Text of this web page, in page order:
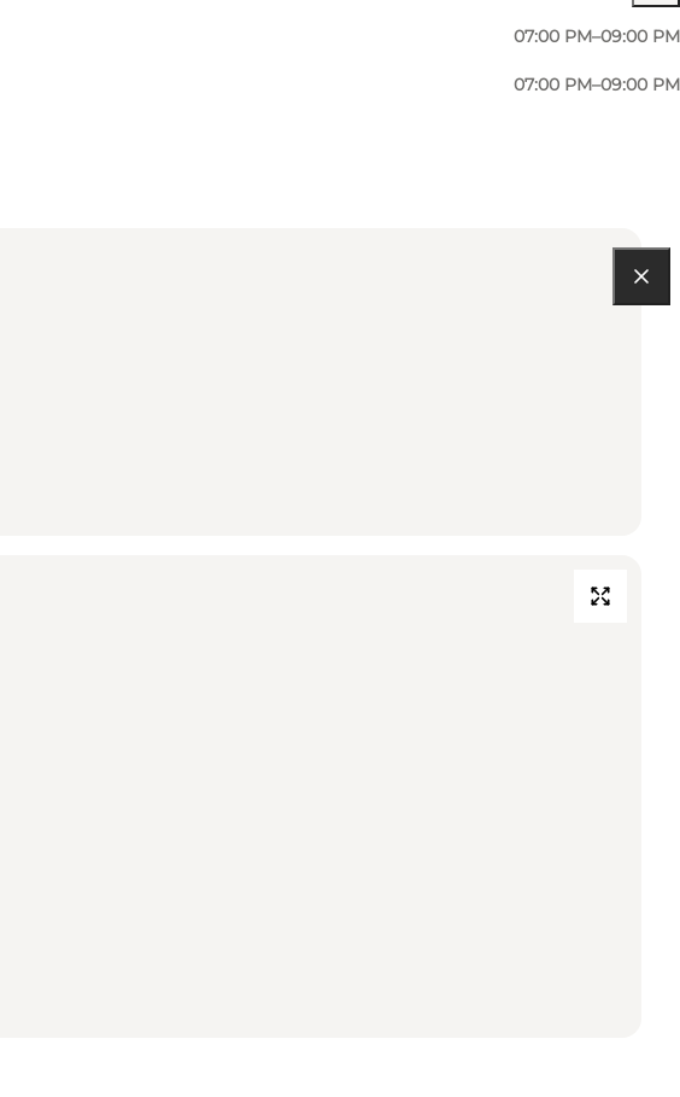
07:00 PM–09:00 PM
07:00 PM–09:00 PM